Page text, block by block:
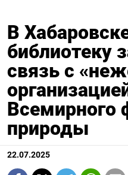
В
библиотеку
связь с
Всемирного
природы
22.07.2025